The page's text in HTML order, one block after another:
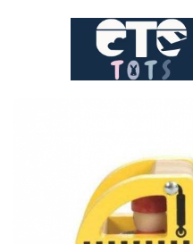
CĂRUCIOARE & SCAUNE AUTO
scaune auto pentru avion
accesorii cărucioare
accesorii scaun auto